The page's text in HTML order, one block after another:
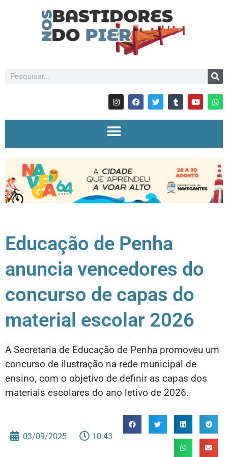
Educação de Penha
anuncia vencedores do
concurso de capas do
material escolar 2026
A Secretaria de Educação de Penha promoveu um
concurso de ilustração na rede municipal de
ensino, com o objetivo de definir as capas dos
materiais escolares do ano letivo de 2026.
03/09/2025 10:43